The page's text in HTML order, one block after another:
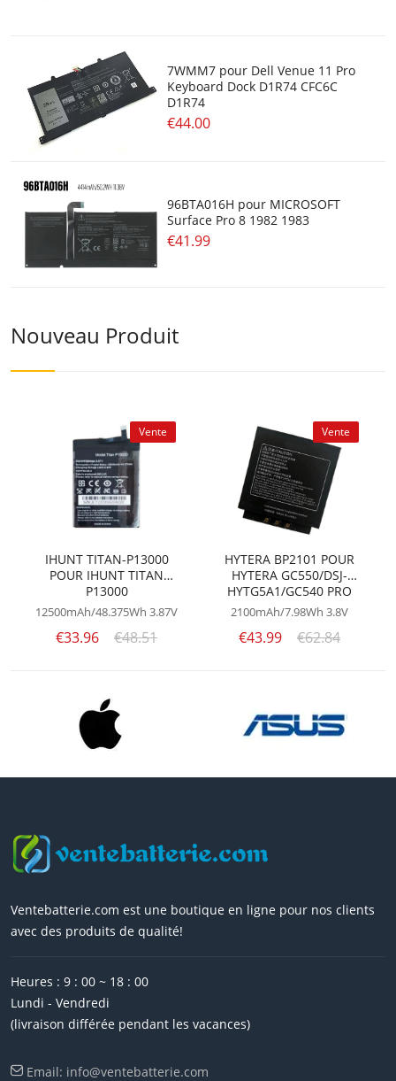
7WMM7 pour Dell Venue 11 Pro
Keyboard Dock D1R74 CFC6C
D1R74
€44.00
96BTA016H pour MICROSOFT
Surface Pro 8 1982 1983
€41.99
Nouveau Produit
Vente
IHUNT TITAN-P13000
POUR IHUNT TITAN
P13000
12500mAh/48.375Wh 3.87V
€33.96 €48.51
Vente
HYTERA BP2101 POUR
HYTERA GC550/DSJ-
HYTG5A1/GC540 PRO
2100mAh/7.98Wh 3.8V
€43.99 €62.84
Ventebatterie.com est une boutique en ligne pour nos clients
avec des produits de qualité!
Heures : 9 : 00 ~ 18 : 00
Lundi - Vendredi
(livraison différée pendant les vacances)
Email: info@ventebatterie.com